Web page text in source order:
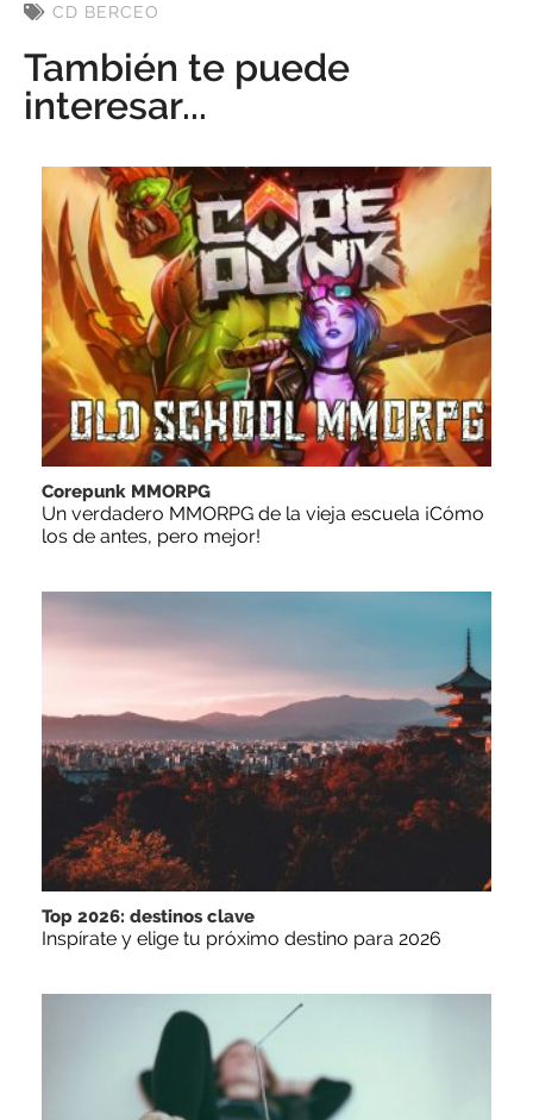
CD BERCEO
También te puede
interesar...
Corepunk MMORPG
Un verdadero MMORPG de la vieja escuela ¡Cómo
los de antes, pero mejor!
Top 2026: destinos clave
Inspírate y elige tu próximo destino para 2026